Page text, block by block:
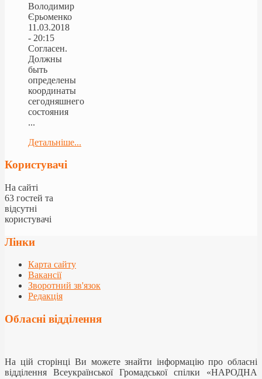
Володимир
Єрьоменко
11.03.2018
- 20:15
Согласен.
Должны
быть
определены
координаты
сегодняшнего
состояния
...
Детальніше...
Користувачі
На сайті
63 гостей та
відсутні
користувачі
Лінки
Карта сайту
Вакансії
Зворотний зв'язок
Редакція
Обласні відділення
На цій сторінці Ви можете знайти інформацію про обласні
відділення Всеукраїнської Громадської спілки «НАРОДНА